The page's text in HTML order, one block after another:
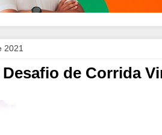
2021
Desafio de Corrida